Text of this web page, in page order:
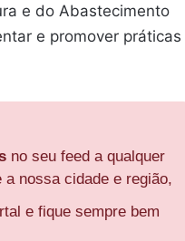
e do Abastecimento
e promover práticas
no seu feed a qualquer
nossa cidade e região,
e fique sempre bem